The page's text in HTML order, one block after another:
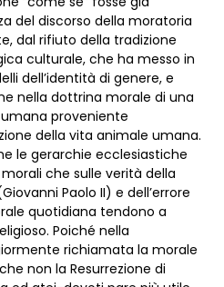
del discorso della moratoria
dal rifiuto della tradizione
culturale, che ha messo in
dell’identità di genere, e
nella dottrina morale di una
proveniente
della vita animale umana.
le gerarchie ecclesiastiche
che sulle verità della
Paolo II) e dell’errore
quotidiana tendono a
Poiché nella
richiamata la morale
non la Resurrezione di